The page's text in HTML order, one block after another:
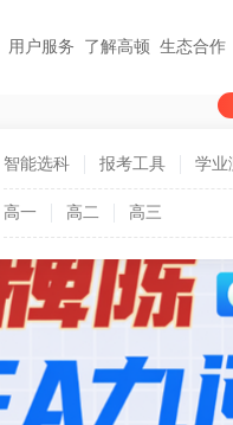
小马学长
大学生陪跑
线上实训
国际课程
紫藤国际 NEW
用户服务 了解高顿 生态合作
智能选科 报考工具 学业
高一 高二 高三